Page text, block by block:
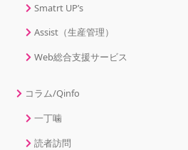
Smatrt UP’s
Assist（生産管理）
Web総合支援サービス
コラム/Qinfo
一丁噛
読者訪問